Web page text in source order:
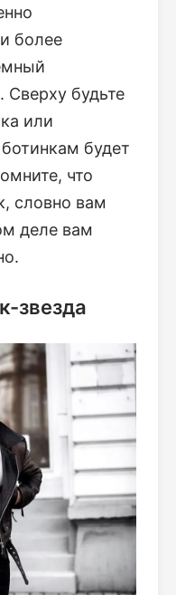
более
. Сверху будьте
или
будет
что
словно вам
деле вам
звезда